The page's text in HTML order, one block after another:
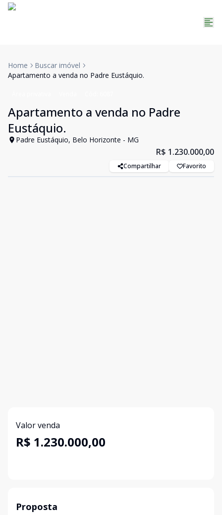
Home
Buscar imóvel
Apartamento a venda no Padre Eustáquio.
Apartamento a venda no Padre
Eustáquio.
Padre Eustáquio, Belo Horizonte - MG
R$ 1.230.000,00
Compartilhar Favorito
Valor venda
R$ 1.230.000,00
Proposta